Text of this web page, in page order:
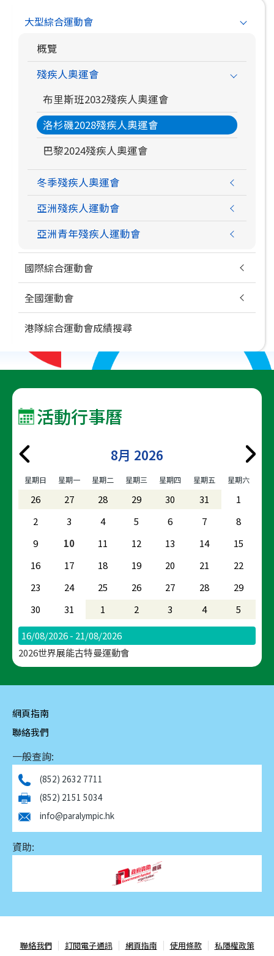
navigation
大型綜合運動會
概覽
殘疾人奧運會
布里斯班2032殘疾人奧運會
洛杉磯2028殘疾人奧運會
巴黎2024殘疾人奧運會
冬季殘疾人奧運會
亞洲殘疾人運動會
亞洲青年殘疾人運動會
國際綜合運動會
全國運動會
港隊綜合運動會成績搜尋
活動行事曆
8月 2026
星期日 星期一 星期二 星期三 星期四 星期五 星期六
26 27 28 29 30 31
1
2
3 4 5 6 7
8
9
10 11 12 13 14
15
16
17 18 19 20 21
22
23
24 25 26 27 28
29
30
31 1 2 3 4 5
16/08/2026 - 21/08/2026
2026世界展能古特曼運動會
網頁指南
聯絡我們
一般查詢:
(852) 2632 7711
(852) 2151 5034
info@paralympic.hk
資助:
聯絡我們 訂閱電子通訊 網頁指南 使用條款 私隱權政策